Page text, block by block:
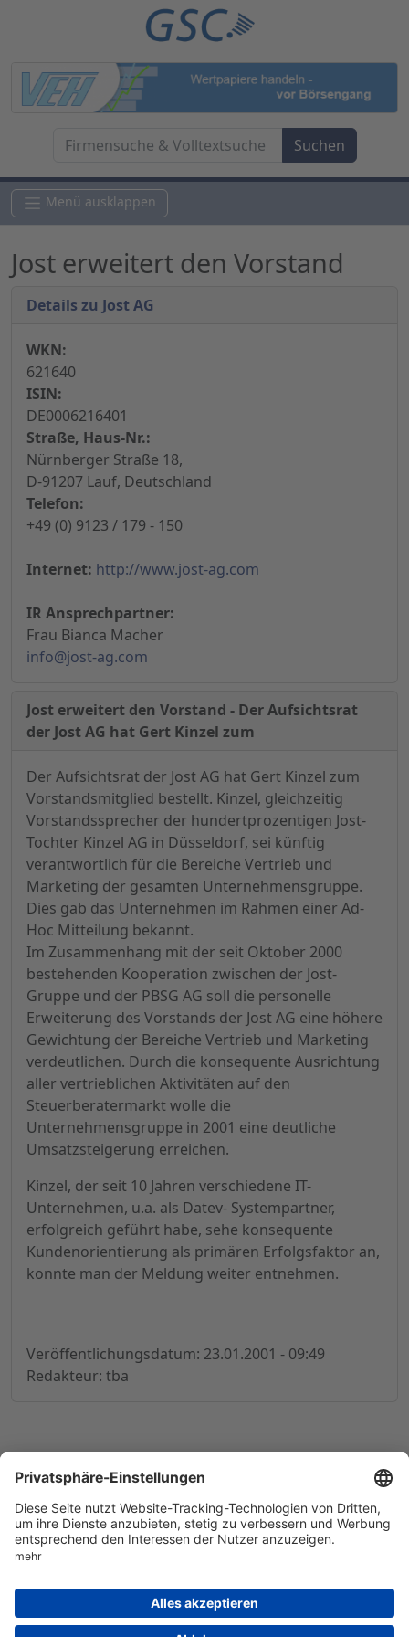
Menü ausklappen
Jost erweitert den Vorstand
Details zu Jost AG
WKN:
621640
ISIN:
DE0006216401
Straße, Haus-Nr.:
Nürnberger Straße 18,
D-91207 Lauf, Deutschland
Telefon:
+49 (0) 9123 / 179 - 150
Internet: http://www.jost-ag.com
IR Ansprechpartner:
Frau Bianca Macher
info@jost-ag.com
Jost erweitert den Vorstand - Der Aufsichtsrat
der Jost AG hat Gert Kinzel zum
Der Aufsichtsrat der Jost AG hat Gert Kinzel zum
Vorstandsmitglied bestellt. Kinzel, gleichzeitig
Vorstandssprecher der hundertprozentigen Jost-
Tochter Kinzel AG in Düsseldorf, sei künftig
verantwortlich für die Bereiche Vertrieb und
Marketing der gesamten Unternehmensgruppe.
Dies gab das Unternehmen im Rahmen einer Ad-
Hoc Mitteilung bekannt.
Im Zusammenhang mit der seit Oktober 2000
bestehenden Kooperation zwischen der Jost-
Gruppe und der PBSG AG soll die personelle
Erweiterung des Vorstands der Jost AG eine höhere
Gewichtung der Bereiche Vertrieb und Marketing
verdeutlichen. Durch die konsequente Ausrichtung
aller vertrieblichen Aktivitäten auf den
Steuerberatermarkt wolle die
Unternehmensgruppe in 2001 eine deutliche
Umsatzsteigerung erreichen.
Kinzel, der seit 10 Jahren verschiedene IT-
Unternehmen, u.a. als Datev- Systempartner,
erfolgreich geführt habe, sehe konsequente
Kundenorientierung als primären Erfolgsfaktor an,
konnte man der Meldung weiter entnehmen.
Veröffentlichungsdatum: 23.01.2001 - 09:49
Redakteur: tba
© 1998-2026by GSC Research GmbH
Datenschutz